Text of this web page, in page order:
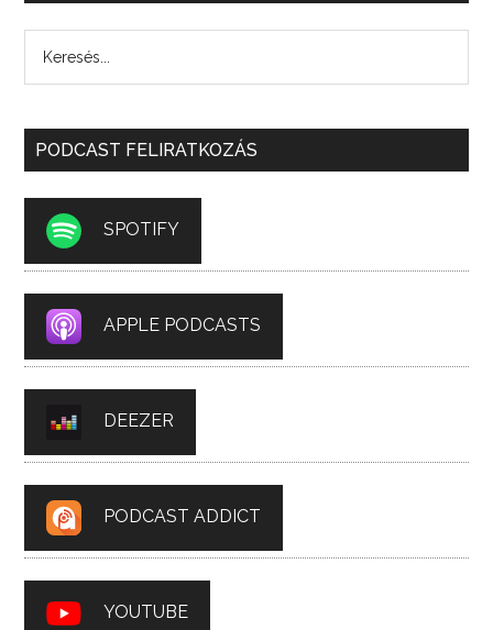
PODCAST FELIRATKOZÁS
SPOTIFY
APPLE PODCASTS
DEEZER
PODCAST ADDICT
YOUTUBE